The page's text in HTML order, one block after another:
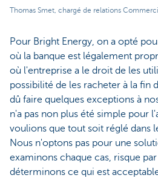
Thomas Smet, chargé de relations
Pour Bright Energy, on a opté
où la banque est légalement
où l'entreprise a le droit de les
possibilité de les racheter à la fin
dû faire quelques exceptions à
n'a pas non plus été simple pour
voulions que tout soit réglé dans
Nous n'optons pas pour une
examinons chaque cas, risque
déterminons ce qui est